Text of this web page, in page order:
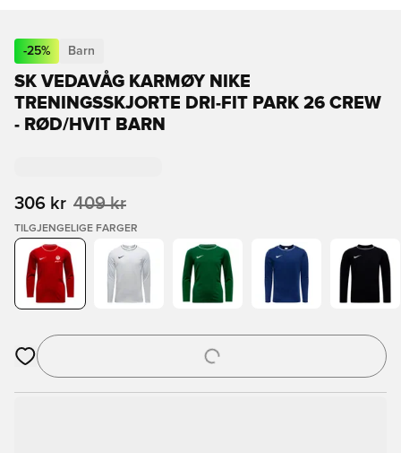
-25% Barn
SK VEDAVÅG KARMØY NIKE
TRENINGSSKJORTE DRI-FIT PARK 26 CREW
- RØD/HVIT BARN
306 kr 409 kr
TILGJENGELIGE FARGER
Åpner en Modal for å logge inn eller registrere deg som